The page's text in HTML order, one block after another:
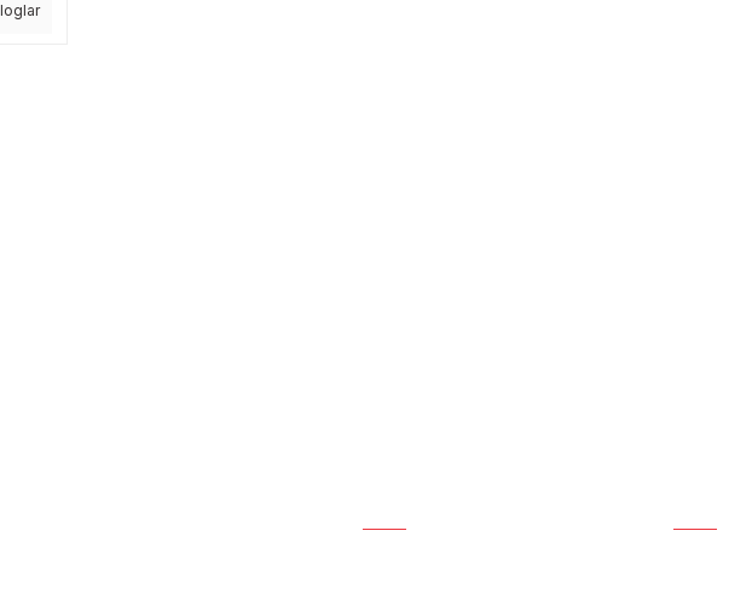
Tüm ödemelerinizi Kredi Kartına 3 Taksit olarak yapabilirsiniz.